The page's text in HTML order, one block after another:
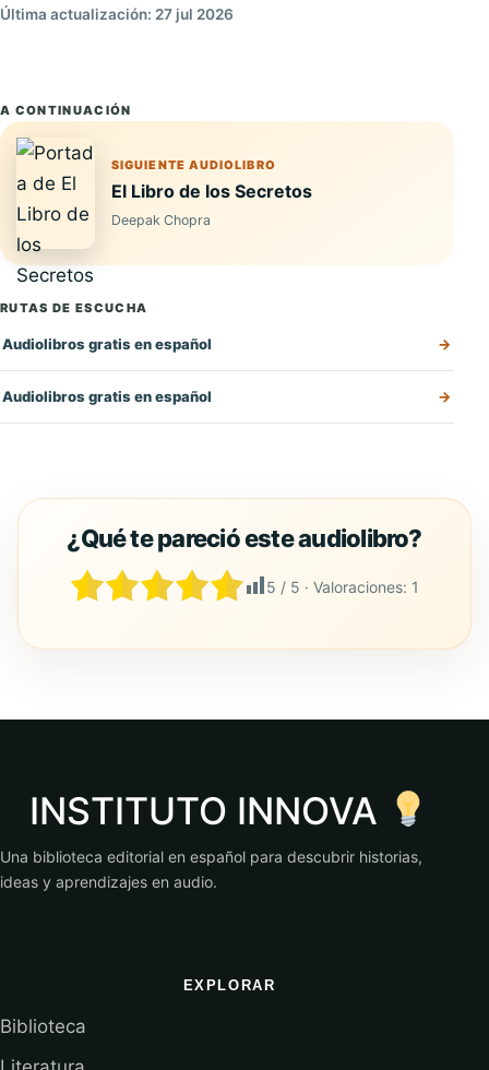
Última actualización: 27 jul 2026
A CONTINUACIÓN
SIGUIENTE AUDIOLIBRO
El Libro de los Secretos
Deepak Chopra
RUTAS DE ESCUCHA
Audiolibros gratis en español
Audiolibros gratis en español
5 / 5 · Valoraciones: 1
INSTITUTO INNOVA
Una biblioteca editorial en español para descubrir historias,
ideas y aprendizajes en audio.
EXPLORAR
Biblioteca